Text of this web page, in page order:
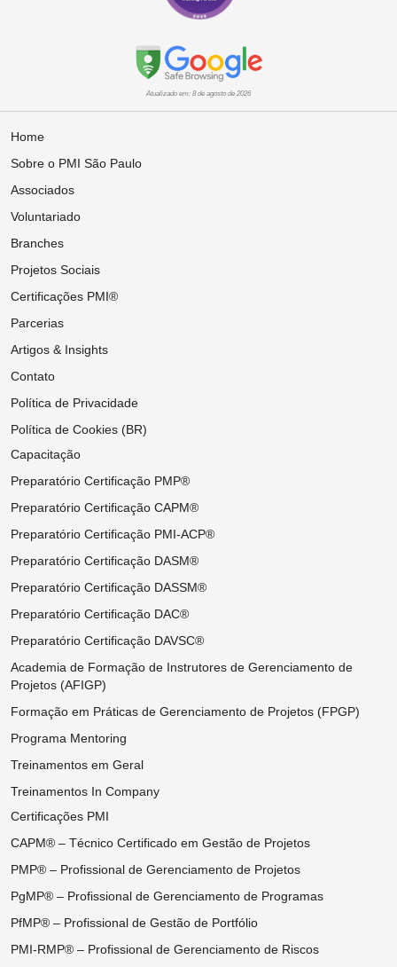
Atualizado em: 8 de agosto de 2026
Home
Sobre o PMI São Paulo
Associados
Voluntariado
Branches
Projetos Sociais
Certificações PMI®
Parcerias
Artigos & Insights
Contato
Política de Privacidade
Política de Cookies (BR)
Capacitação
Preparatório Certificação PMP®
Preparatório Certificação CAPM®
Preparatório Certificação PMI-ACP®
Preparatório Certificação DASM®
Preparatório Certificação DASSM®
Preparatório Certificação DAC®
Preparatório Certificação DAVSC®
Academia de Formação de Instrutores de Gerenciamento de
Projetos (AFIGP)
Formação em Práticas de Gerenciamento de Projetos (FPGP)
Programa Mentoring
Treinamentos em Geral
Treinamentos In Company
Certificações PMI
CAPM® – Técnico Certificado em Gestão de Projetos
PMP® – Profissional de Gerenciamento de Projetos
PgMP® – Profissional de Gerenciamento de Programas
PfMP® – Profissional de Gestão de Portfólio
PMI-RMP® – Profissional de Gerenciamento de Riscos